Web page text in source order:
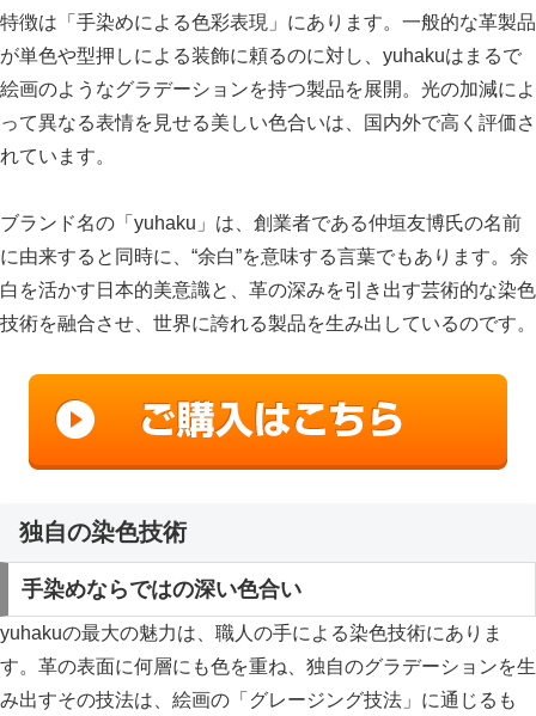
特徴は「手染めによる色彩表現」にあります。一般的な革製品
が単色や型押しによる装飾に頼るのに対し、yuhakuはまるで
絵画のようなグラデーションを持つ製品を展開。光の加減によ
って異なる表情を見せる美しい色合いは、国内外で高く評価さ
れています。
ブランド名の「yuhaku」は、創業者である仲垣友博氏の名前
に由来すると同時に、“余白”を意味する言葉でもあります。余
白を活かす日本的美意識と、革の深みを引き出す芸術的な染色
技術を融合させ、世界に誇れる製品を生み出しているのです。
独自の染色技術
手染めならではの深い色合い
yuhakuの最大の魅力は、職人の手による染色技術にありま
す。革の表面に何層にも色を重ね、独自のグラデーションを生
み出すその技法は、絵画の「グレージング技法」に通じるも